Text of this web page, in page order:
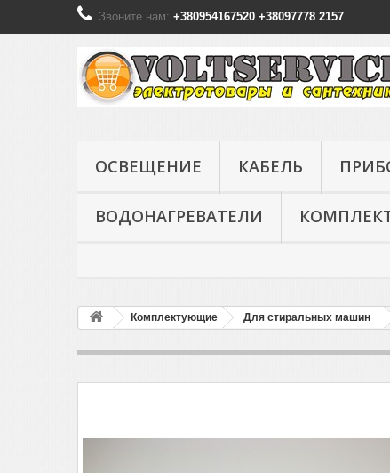
Звоните нам: +380954167520 +38097778 2157
ОСВЕЩЕНИЕ КАБЕЛЬ
ВОДОНАГРЕВАТЕЛИ
Комплектующие Для стиральных машин